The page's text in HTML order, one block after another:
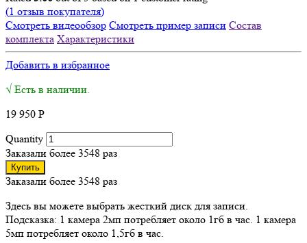
(1 отзыв покупателя)
Смотреть видеообзор Смотреть пример записи Состав
комплекта Характеристики
Добавить в избранное
√ Есть в наличии.
19 950 Р
Quantity
Заказали более 3548 раз
Купить
Заказали более 3548 раз
Здесь вы можете выбрать жесткий диск для записи.
Подсказка: 1 камера 2мп потребляет около 1гб в час. 1 камера
5мп потребляет около 1,5гб в час.